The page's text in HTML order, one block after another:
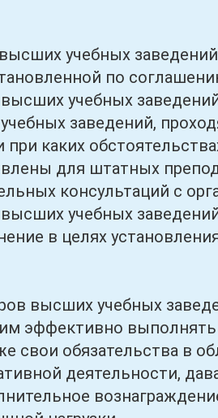
учебных
по
учебных
заведений,
каких
для штатных
консультаций с
учебных
в целях
высших учебных
эффективно
свои обязательства в
деятельности,